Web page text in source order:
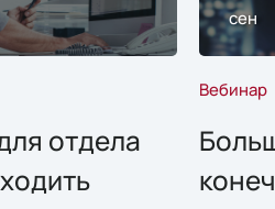
отдела
сен
Вебинар